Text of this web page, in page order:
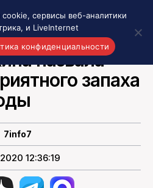
и области
И ОБЛАСТИ
назвала
запаха
7info7
12:36:19
сервисы веб-аналитики
и LiveInternet
конфиденциальности